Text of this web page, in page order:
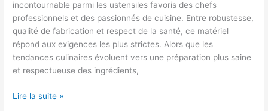
incontournable parmi les ustensiles favoris des chefs
professionnels et des passionnés de cuisine. Entre robustesse,
qualité de fabrication et respect de la santé, ce matériel
répond aux exigences les plus strictes. Alors que les
tendances culinaires évoluent vers une préparation plus saine
et respectueuse des ingrédients,
Avis
Lire la suite »